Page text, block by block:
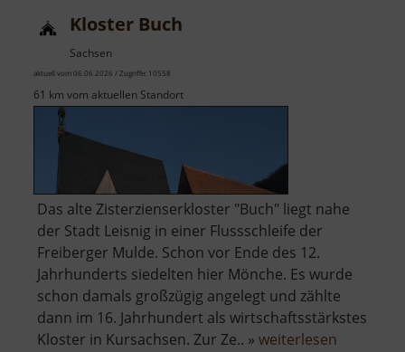
Kloster Buch
Sachsen
aktuell vom 06.06.2026 / Zugriffe: 10558
61 km vom aktuellen Standort
Das alte Zisterzienserkloster "Buch" liegt nahe
der Stadt Leisnig in einer Flussschleife der
Freiberger Mulde. Schon vor Ende des 12.
Jahrhunderts siedelten hier Mönche. Es wurde
schon damals großzügig angelegt und zählte
dann im 16. Jahrhundert als wirtschaftsstärkstes
Kloster in Kursachsen. Zur Ze.. » weiterlesen